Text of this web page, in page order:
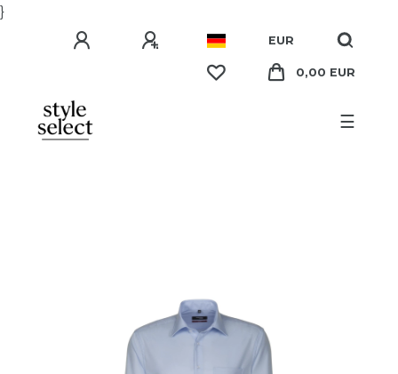
}
EUR
0,00 EUR
☰